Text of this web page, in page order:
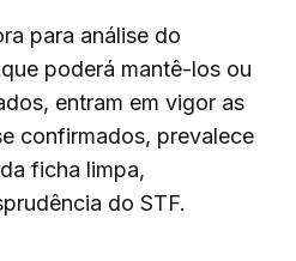
para análise do
poderá mantê-los ou
entram em vigor as
confirmados, prevalece
ficha limpa,
do STF.